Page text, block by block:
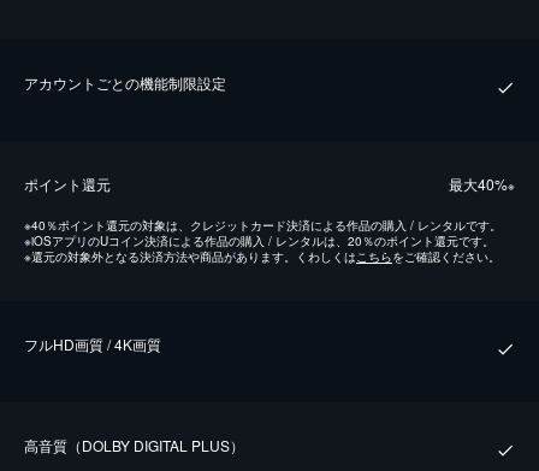
アカウントごとの機能制限設定
ポイント還元 最⼤40%※
※40％ポイント還元の対象は、クレジットカード決済による作品の購入 / レンタルです。
※iOSアプリのUコイン決済による作品の購入 / レンタルは、20％のポイント還元です。
※還元の対象外となる決済方法や商品があります。くわしくは こちらをご確認ください。
フルHD画質 / 4K画質
⾼⾳質（DOLBY DIGITAL PLUS）